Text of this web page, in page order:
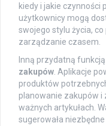
kiedy i jakie czynności
użytkownicy mogą
swojego stylu życia,
zarządzanie czasem.
Inną przydatną
zakupów . Aplikacje
produktów
planowanie zakupów i
ważnych artykułach.
sugerowała